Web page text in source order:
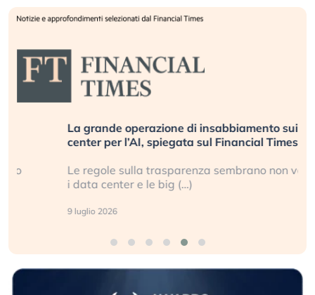
La grande operazione di insabbiamento sui data
center per l’AI, spiegata sul Financial Times
Le regole sulla trasparenza sembrano non valere per
i data center e le big (…)
9 luglio 2026